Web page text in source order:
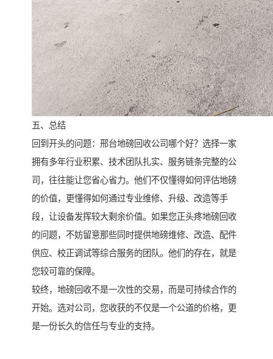
五、总结
回到开头的问题：邢台地磅回收公司哪个好？选择一家
拥有多年行业积累、技术团队扎实、服务链条完整的公
司，往往能让您省心省力。他们不仅懂得如何评估地磅
的价值，更懂得如何通过专业维修、升级、改造等手
段，让设备发挥较大剩余价值。如果您正头疼地磅回收
的问题，不妨留意那些同时提供地磅维修、改造、配件
供应、校正调试等综合服务的团队。他们的存在，就是
您较可靠的保障。
较终，地磅回收不是一次性的交易，而是可持续合作的
开始。选对公司，您收获的不仅是一个公道的价格，更
是一份长久的信任与专业的支持。